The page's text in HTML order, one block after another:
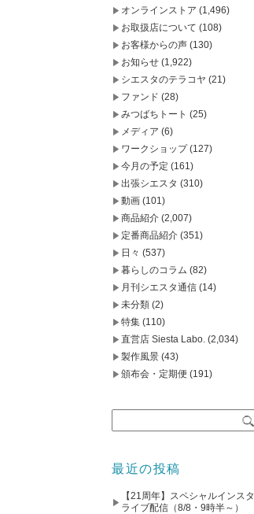
オンラインストア (1,496)
お取扱店について (108)
お客様からの声 (130)
お知らせ (1,922)
シエスタのテラコヤ (21)
ファンド (28)
みつばちトート (25)
メディア (6)
ワークショップ(127)
今月の予定 (161)
出張シエスタ (310)
動画 (101)
商品紹介 (2,007)
定番商品紹介 (351)
日々 (537)
暮らしのコラム (82)
月刊シエスタ通信 (14)
未分類 (2)
特集 (110)
直営店 Siesta Labo. (2,034)
製作風景 (43)
頒布会・定期便 (191)
最近の投稿
【21周年】スペシャルインスタ
ライブ配信（8/8・9時半～）